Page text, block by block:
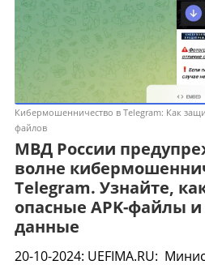
Кибермошенничество в Telegram: Как
файлов
МВД России
волне
Telegram. Узнайте,
опасные APK-файлы
данные
20-10-2024: UEFIMA.RU: